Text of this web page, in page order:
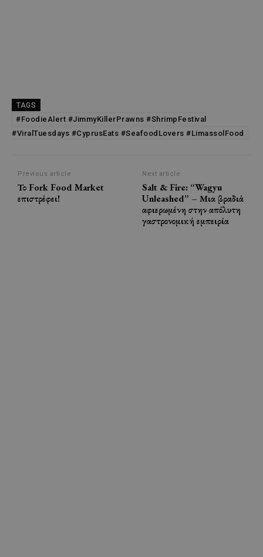
TAGS
#FoodieAlert #JimmyKillerPrawns #ShrimpFestival
#ViralTuesdays #CyprusEats #SeafoodLovers #LimassolFood
Previous article
Το Fork Food Market
επιστρέφει!
Next article
Salt & Fire: “Wagyu
Unleashed” – Μια βραδιά
αφιερωμένη στην απόλυτη
γαστρονομική εμπειρία